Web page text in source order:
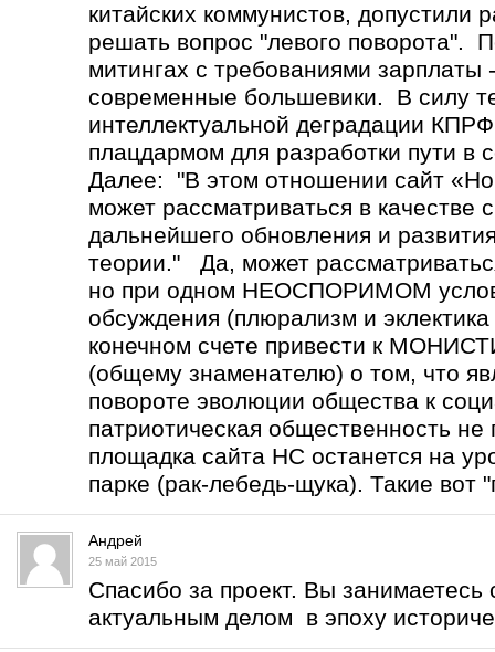
китайских коммунистов, допустили
решать вопрос "левого поворота".
митингах с требованиями зарплаты
современные большевики. В силу
интеллектуальной деградации
плацдармом для разработки пути в
Далее: "В этом отношении сайт
может рассматриваться в качестве
дальнейшего обновления и
теории." Да, может
но при одном НЕОСПОРИМОМ
обсуждения (плюрализм и
конечном счете привести к
(общему знаменателю) о том, что
повороте эволюции общества к
патриотическая общественность не
площадка сайта НС останется на
парке (рак-лебедь-щука). Такие вот
Андрей
25 май 2015
Спасибо за проект. Вы
актуальным делом в эпоху